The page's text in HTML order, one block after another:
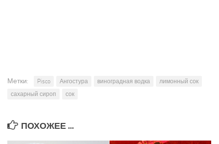
Метки: Pisco Ангостура виноградная водка
лимонный сок
сахарный сироп
сок
ПОХОЖЕЕ ...